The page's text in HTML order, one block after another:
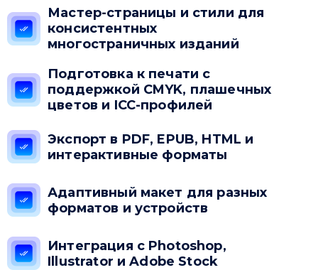
Мастер-страницы и стили для
консистентных
многостраничных изданий
Подготовка к печати с
поддержкой CMYK, плашечных
цветов и ICC-профилей
Экспорт в PDF, EPUB, HTML и
интерактивные форматы
Адаптивный макет для разных
форматов и устройств
Интеграция с Photoshop,
Illustrator и Adobe Stock